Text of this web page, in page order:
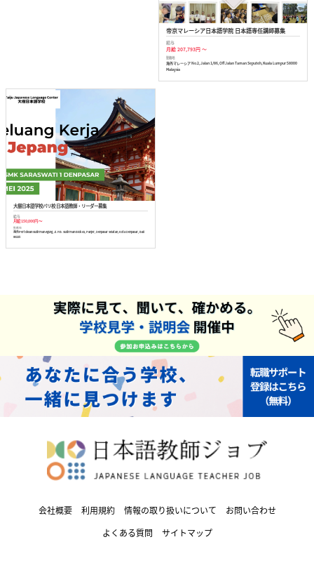
帝京マレーシア日本語学院 日本語専任講師募集
給与
月給 207,793円 ～
勤務地
海外マレーシア No.2, Jalan 1/86, Off Jalan Taman Seputeh, Kuala Lumpur 58000
Malaysia
大樹日本語学校バリ校 日本語教師・リーダー募集
給与
月給 150,000円 ～
勤務地
海外Pertokoan Sudirman Agung, Jl. P.B. Sudirman Blok A2, Panjer, Denpasar Selatan, Kota Denpasar, Bali
80225
会社概要 利用規約 情報の取り扱いについて
お問い合わせ
よくある質問
サイトマップ